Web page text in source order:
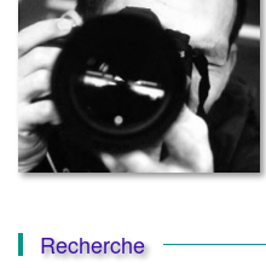
Recherche